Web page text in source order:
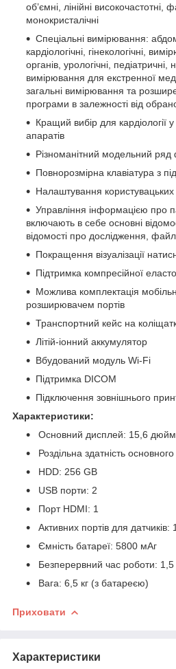
об’ємні, лінійні високочастотні,
монокристалічні
Спеціальні вимірювання:
кардіологічні, гінекологічні,
органів, урологічні, педіатричні,
вимірювання для екстренної
загальні вимірювання та
програми в залежності від
Кращий вибір для кардіології у
апаратів
Різноманітний модельний ряд
Повнорозмірна клавіатура з
Налаштування користувацьких
Управління інформацією про
включають в себе основні
відомості про дослідження,
Покращення візуалізації
Підтримка компресійної
Можлива комплектація
розширювачем портів
Транспортний кейс на
Літій-іонний аккумулятор
Вбудований модуль Wi-Fi
Підтримка DICOM
Підключення зовнішнього
Характеристики:
Основний дисплей: 15,6
Роздільна здатність
HDD: 256 GB
USB порти: 2
Порт HDMI: 1
Активних портів для датчиків: 1
Ємність батареї: 5800 мАг
Безперервний час роботи:
Вага: 6,5 кг (з батареєю)
Приховати
Характеристики